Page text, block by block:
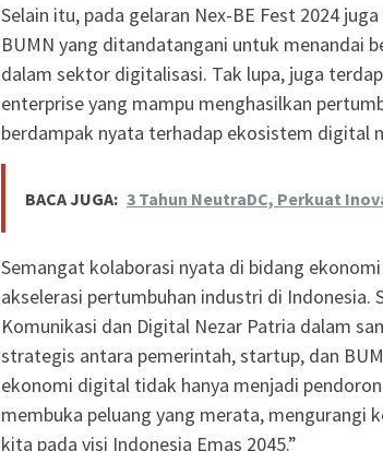
Selain itu, pada gelaran Nex-BE Fest 2024
BUMN yang ditandatangani untuk menandai
dalam sektor digitalisasi. Tak lupa, juga
enterprise yang mampu menghasilkan
berdampak nyata terhadap ekosistem digital
BACA JUGA: 3 Tahun NeutraDC, Perkuat
Semangat kolaborasi nyata di bidang
akselerasi pertumbuhan industri di Indonesia.
Komunikasi dan Digital Nezar Patria dalam
strategis antara pemerintah, startup, dan
ekonomi digital tidak hanya menjadi
membuka peluang yang merata, mengurangi
kita pada visi Indonesia Emas 2045.”